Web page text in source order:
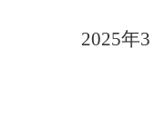
2025年3